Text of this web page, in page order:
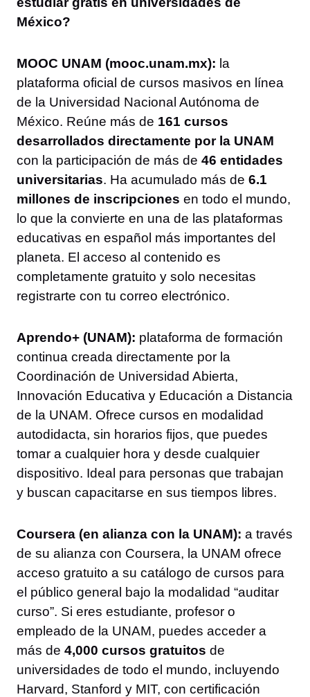
México?
MOOC UNAM (mooc.unam.mx): la
plataforma oficial de cursos masivos en línea
de la Universidad Nacional Autónoma de
México. Reúne más de 161 cursos
desarrollados directamente por la UNAM
con la participación de más de 46 entidades
universitarias. Ha acumulado más de 6.1
millones de inscripciones en todo el mundo,
lo que la convierte en una de las plataformas
educativas en español más importantes del
planeta. El acceso al contenido es
completamente gratuito y solo necesitas
registrarte con tu correo electrónico.
Aprendo+ (UNAM): plataforma de formación
continua creada directamente por la
Coordinación de Universidad Abierta,
Innovación Educativa y Educación a Distancia
de la UNAM. Ofrece cursos en modalidad
autodidacta, sin horarios fijos, que puedes
tomar a cualquier hora y desde cualquier
dispositivo. Ideal para personas que trabajan
y buscan capacitarse en sus tiempos libres.
Coursera (en alianza con la UNAM): a través
de su alianza con Coursera, la UNAM ofrece
acceso gratuito a su catálogo de cursos para
el público general bajo la modalidad “auditar
curso”. Si eres estudiante, profesor o
empleado de la UNAM, puedes acceder a
más de 4,000 cursos gratuitos de
universidades de todo el mundo, incluyendo
Harvard, Stanford y MIT, con certificación